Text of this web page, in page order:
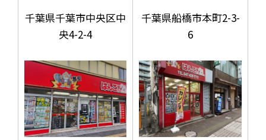
千葉県千葉市中央区中
央4-2-4
千葉県船橋市本町2-3-
6